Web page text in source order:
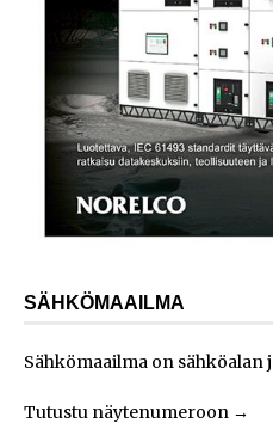
SÄHKÖMAAILMA
Sähkömaailma on sähköalan
Tutustu näytenumeroon →